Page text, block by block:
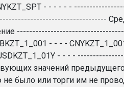
- - - - - -
- - - -
- - - -
значений
было или торги им не